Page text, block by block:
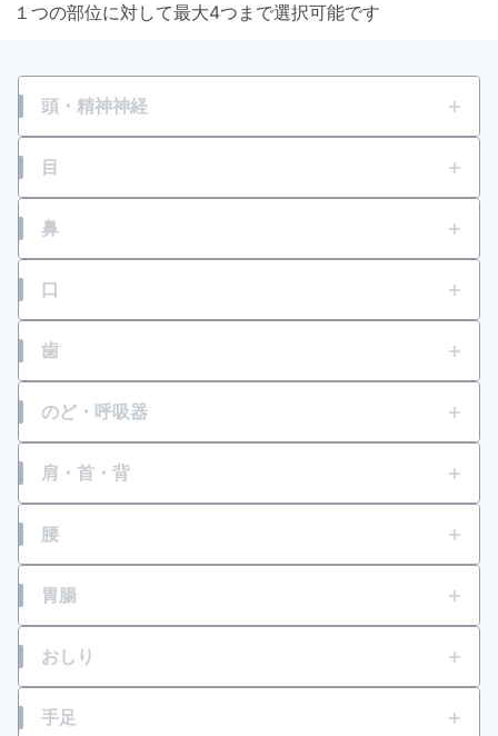
１つの部位に対して最大4つまで選択可能です
頭・精神神経
頭痛
壮年性脱毛症
円形脱毛症
フケが原因の脱毛症
乗物酔いによる頭痛
いらいら感・緊張感・興奮感等
一時的な不眠
目
目の疲れ
目のかすみ
目の乾き・コンタクトレンズ装着時の不快感
目のアレルギー（花粉等）
紫外線等による眼炎（雪目など）
結膜炎（はやり目）・ものもらい
乗物酔いによるめまい
鼻
鼻水
鼻づまり
くしゃみ
口
口内炎
口角炎、唇のひびわれ
口唇ヘルペスの再発
歯
歯痛
のど・呼吸器
せき
たん
ゼーゼー、ヒューヒュー音の呼吸
のどの痛み・はれ
肩・首・背
肩こり
肩・首すじのこり
腰
腰痛
胃腸
胃痛
胸焼け
おしり
痔の痛み
手足